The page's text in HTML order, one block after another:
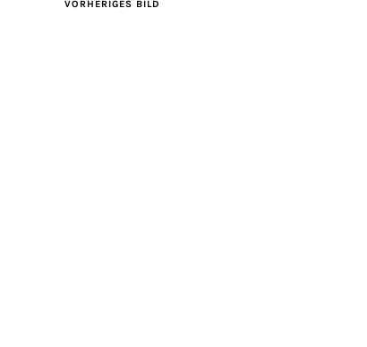
VORHERIGES BILD